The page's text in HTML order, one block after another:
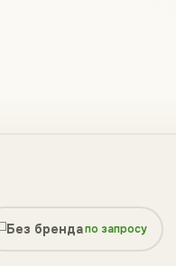
Без брендапо запросу